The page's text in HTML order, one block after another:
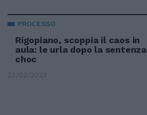
PROCESSO
Rigopiano, scoppia il caos in
aula: le urla dopo la sentenza
choc
23/02/2023